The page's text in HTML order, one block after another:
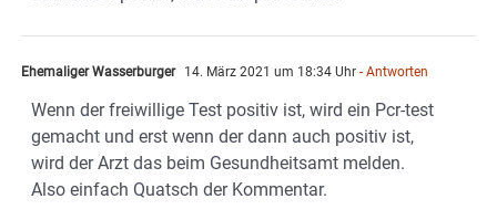
Ehemaliger Wasserburger 14. März 2021 um 18:34 Uhr - Antworten
Wenn der freiwillige Test positiv ist, wird ein Pcr-test
gemacht und erst wenn der dann auch positiv ist,
wird der Arzt das beim Gesundheitsamt melden.
Also einfach Quatsch der Kommentar.